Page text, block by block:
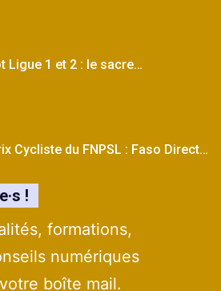
Ligue 1 et 2 : le sacre…
Cycliste du FNPSL : Faso Direct…
!
formations,
numériques
boîte mail.